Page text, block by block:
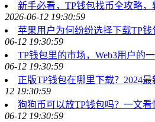
新手必看，TP钱包找币全攻略
2026-06-12 19:30:59
苹果用户为何纷纷选择下载TP
06-12 19:30:59
TP钱包里的市场，Web3用户的
06-12 19:30:59
正版TP钱包在哪里下载？2024
12 19:30:59
狗狗币可以放TP钱包吗？一文
06-12 19:30:59